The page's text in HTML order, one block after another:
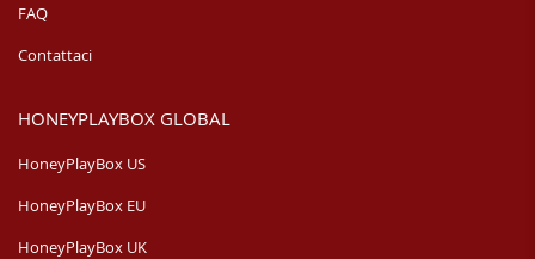
FAQ
Contattaci
HONEYPLAYBOX GLOBAL
HoneyPlayBox US
HoneyPlayBox EU
HoneyPlayBox UK